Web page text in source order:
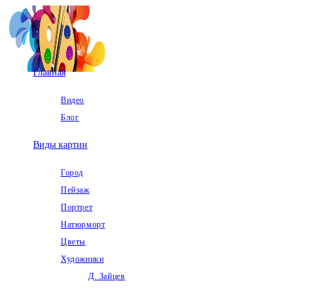
Перейти
к
содержимому
Главная
Видео
Блог
Виды картин
Город
Пейзаж
Портрет
Натюрморт
Цветы
Художники
Д. Зайцев